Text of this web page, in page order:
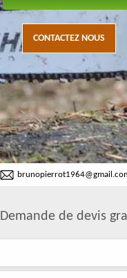
CONTACTEZ NOUS
Demande de devis